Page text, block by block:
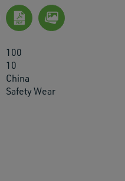
100
10
China
Safety Wear